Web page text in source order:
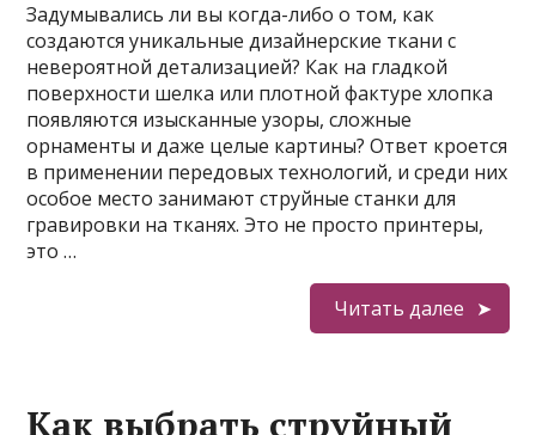
Задумывались ли вы когда-либо о том, как
создаются уникальные дизайнерские ткани с
невероятной детализацией? Как на гладкой
поверхности шелка или плотной фактуре хлопка
появляются изысканные узоры, сложные
орнаменты и даже целые картины? Ответ кроется
в применении передовых технологий, и среди них
особое место занимают струйные станки для
гравировки на тканях. Это не просто принтеры,
это …
Читать далее
Как выбрать струйный